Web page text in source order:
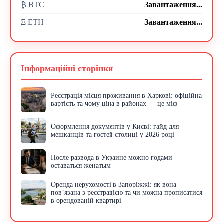
₿ BTC Завантаження...
Ξ ETH Завантаження...
Інформаційні сторінки
Реєстрація місця проживання в Харкові: офіційна
вартість та чому ціна в районах — це міф
Оформлення документів у Києві: гайд для
мешканців та гостей столиці у 2026 році
После развода в Украине можно годами
оставаться женатым
Оренда нерухомості в Запоріжжі: як вона
пов’язана з реєстрацією та чи можна прописатися
в орендованій квартирі